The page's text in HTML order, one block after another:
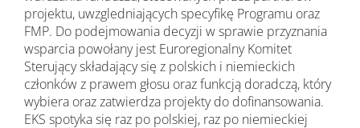
projektu, uwzgledniających specyfikę Programu oraz
FMP. Do podejmowania decyzji w sprawie przyznania
wsparcia powołany jest Euroregionalny Komitet
Sterujący składający się z polskich i niemieckich
członków z prawem głosu oraz funkcją doradczą, który
wybiera oraz zatwierdza projekty do dofinansowania.
EKS spotyka się raz po polskiej, raz po niemieckiej